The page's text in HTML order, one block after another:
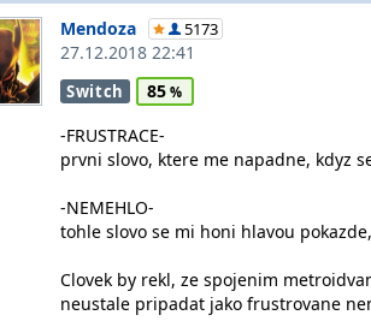
Mendoza 5173
27.12.2018 22:41
Switch
85
-FRUSTRACE-
prvni slovo, ktere me napadne, kdyz
-NEMEHLO-
tohle slovo se mi honi hlavou
Clovek by rekl, ze spojenim
neustale pripadat jako frustrovane